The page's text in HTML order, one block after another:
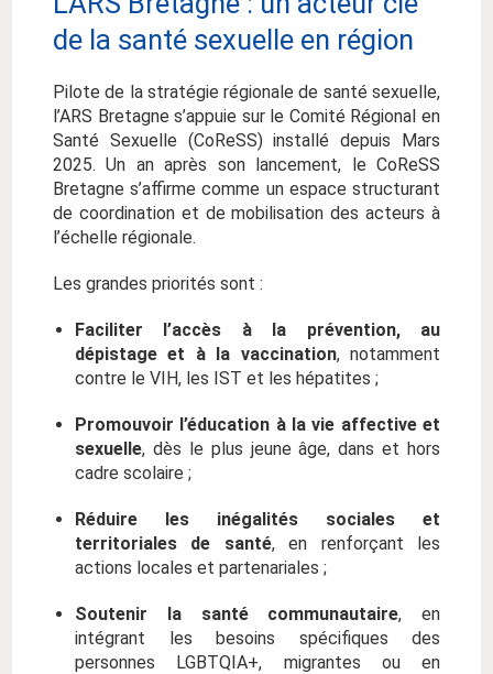
de la santé sexuelle en région
Pilote de la stratégie régionale de santé sexuelle,
l’ARS Bretagne s’appuie sur le Comité Régional en
Santé Sexuelle (CoReSS) installé depuis Mars
2025. Un an après son lancement, le CoReSS
Bretagne s’affirme comme un espace structurant
de coordination et de mobilisation des acteurs à
l’échelle régionale.
Les grandes priorités sont :
Faciliter l’accès à la prévention, au
dépistage et à la vaccination, notamment
contre le VIH, les IST et les hépatites ;
Promouvoir l’éducation à la vie affective et
sexuelle, dès le plus jeune âge, dans et hors
cadre scolaire ;
Réduire les inégalités sociales et
territoriales de santé, en renforçant les
actions locales et partenariales ;
Soutenir la santé communautaire, en
intégrant les besoins spécifiques des
personnes LGBTQIA+, migrantes ou en